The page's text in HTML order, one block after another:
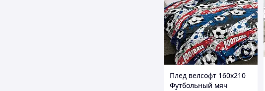
Плед велсофт 160х210
Футбольный мяч